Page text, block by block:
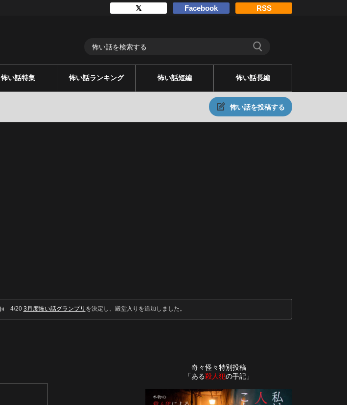
𝕏 Facebook RSS
怖い話特集 怖い話ランキング 怖い話短編 怖い話長編
怖い話を投稿する
4/20 3月度怖い話グランプリ を決定し、殿堂入りを追加しました。
奇々怪々特別投稿
「ある殺人犯の手記」